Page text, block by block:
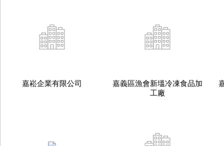
嘉崧企業有限公司
嘉義區漁會新塭冷凍食品加
工廠